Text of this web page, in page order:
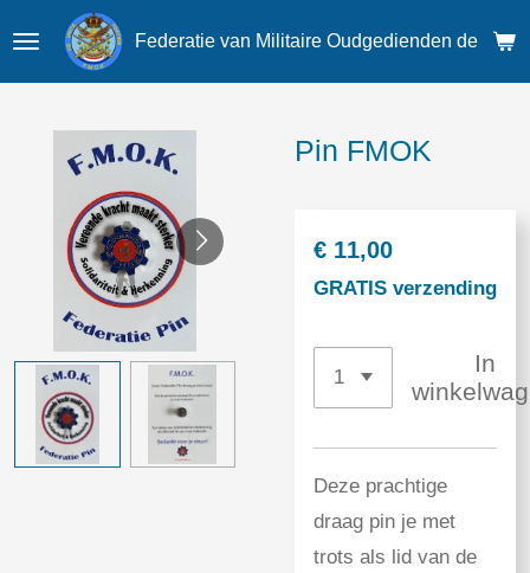
Ga
hoofdinhoud
Federatie van Militaire Oudgedienden der
Pin FMOK
€ 11,00
GRATIS verzending
In
Deze prachtige
draag pin je met
trots als lid van de